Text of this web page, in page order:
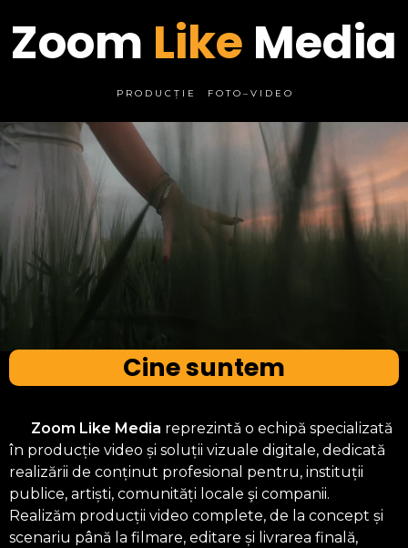
Zoom Like Media
P R O D U C Ț I E F O T O – V I D E O
Cine suntem
Zoom Like Media reprezintǎ o echipă specializată
în producție video și soluții vizuale digitale, dedicată
realizării de conținut profesional pentru, instituții
publice, artiști, comunități locale şi companii.
Realizăm producții video complete, de la concept și
scenariu până la filmare, editare și livrarea finală,